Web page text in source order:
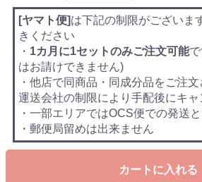
[ヤマト便]は下記の制限がございま
きください
・ 1カ月に1セットのみご注文可能
はお請けできません)
・他店で同商品・同成分品をご注文
運送会社の制限により手配後にキ
・一部エリアではOCS便での発送
・郵便局留めは出来ません
カートに入れる